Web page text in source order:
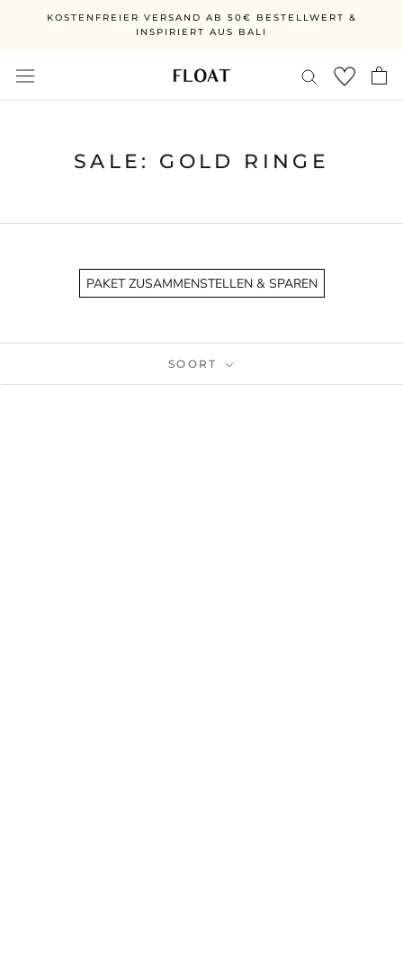
KOSTENFREIER VERSAND AB 50€ BESTELLWERT &
INSPIRIERT AUS BALI
SALE: GOLD RINGE
PAKET ZUSAMMENSTELLEN & SPAREN
SOORT